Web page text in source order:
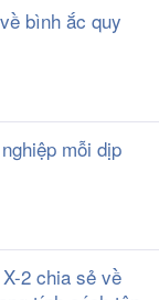
bình ắc quy
mỗi dịp
2 chia sẻ về